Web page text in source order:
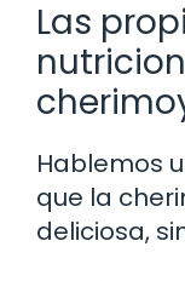
Las
Hablemos
que la
deliciosa,